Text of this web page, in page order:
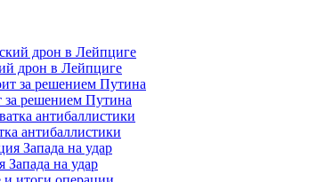
дрон в Лейпциге
решением Путина
антибаллистики
Запада на удар